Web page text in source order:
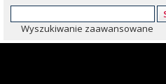
Wyszukiwanie zaawansowane